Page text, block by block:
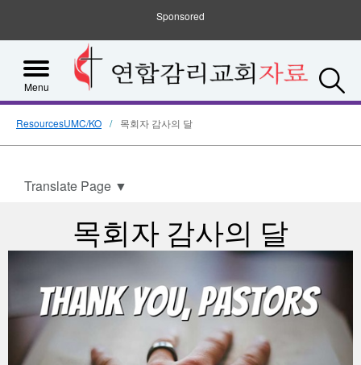
Sponsored
Menu
ResourcesUMC/KO 목회자 감사의 달
Translate Page ▼
목회자 감사의 달